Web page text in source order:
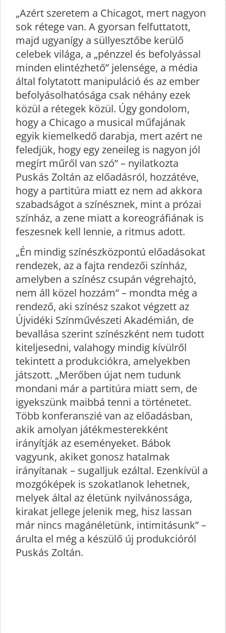
„Azért szeretem a Chicagot, mert nagyon
sok rétege van. A gyorsan felfuttatott,
majd ugyanígy a süllyesztőbe kerülő
celebek világa, a „pénzzel és befolyással
minden elintézhető” jelensége, a média
által folytatott manipuláció és az ember
befolyásolhatósága csak néhány ezek
közül a rétegek közül. Úgy gondolom,
hogy a Chicago a musical műfajának
egyik kiemelkedő darabja, mert azért ne
feledjük, hogy egy zeneileg is nagyon jól
megírt műről van szó” – nyilatkozta
Puskás Zoltán az előadásról, hozzátéve,
hogy a partitúra miatt ez nem ad akkora
szabadságot a színésznek, mint a prózai
színház, a zene miatt a koreográfiának is
feszesnek kell lennie, a ritmus adott.
„Én mindig színészközpontú előadásokat
rendezek, az a fajta rendezői színház,
amelyben a színész csupán végrehajtó,
nem áll közel hozzám” – mondta még a
rendező, aki színész szakot végzett az
Újvidéki Színművészeti Akadémián, de
bevallása szerint színészként nem tudott
kiteljesedni, valahogy mindig kívülről
tekintett a produkciókra, amelyekben
játszott. „Merőben újat nem tudunk
mondani már a partitúra miatt sem, de
igyekszünk maibbá tenni a történetet.
Több konferanszié van az előadásban,
akik amolyan játékmesterekként
irányítják az eseményeket. Bábok
vagyunk, akiket gonosz hatalmak
irányítanak – sugalljuk ezáltal. Ezenkívül a
mozgóképek is szokatlanok lehetnek,
melyek által az életünk nyilvánossága,
kirakat jellege jelenik meg, hisz lassan
már nincs magánéletünk, intimitásunk” –
árulta el még a készülő új produkcióról
Puskás Zoltán.